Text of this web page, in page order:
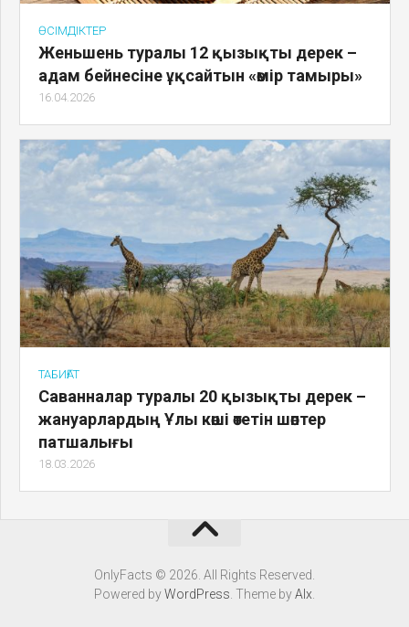
ӨСІМДІКТЕР
Женьшень туралы 12 қызықты дерек –
адам бейнесіне ұқсайтын «өмір тамыры»
16.04.2026
ТАБИҒАТ
Саванналар туралы 20 қызықты дерек –
жануарлардың Ұлы көші өтетін шөптер
патшалығы
18.03.2026
OnlyFacts © 2026. All Rights Reserved.
Powered byWordPress . Theme byAlx